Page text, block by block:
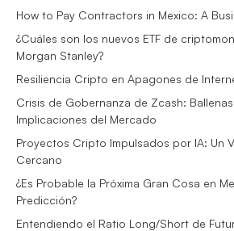
How to Pay Contractors in Mexico: A
¿Cuáles son los nuevos ETF de
Morgan Stanley?
Resiliencia Cripto en Apagones de
Crisis de Gobernanza de Zcash:
Implicaciones del Mercado
Proyectos Cripto Impulsados por IA: Un
Cercano
¿Es Probable la Próxima Gran Cosa en
Predicción?
Entendiendo el Ratio Long/Short de